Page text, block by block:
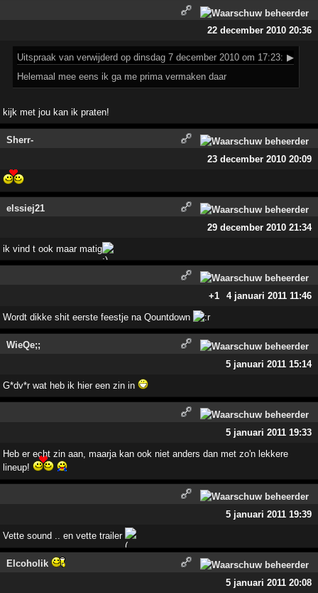
22 december 2010 20:36
Uitspraak van verwijderd op dinsdag 7 december 2010 om 17:23: ▶
Helemaal mee eens ik ga me prima vermaken daar
kijk met jou kan ik praten!
Sherr-
23 december 2010 20:09
elssiej21
29 december 2010 21:34
ik vind t ook maar matig
+1 4 januari 2011 11:46
Wordt dikke shit eerste feestje na Qountdown
WieQe;;
5 januari 2011 15:14
G*dv*r wat heb ik hier een zin in
5 januari 2011 19:33
Heb er echt zin aan, maarja kan ook niet anders dan met zo'n lekkere
lineup!
5 januari 2011 19:39
Vette sound .. en vette trailer
Elcoholik
5 januari 2011 20:08